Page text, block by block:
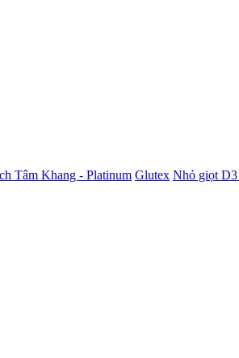
Tâm Khang - Platinum Glutex Nhỏ giọt